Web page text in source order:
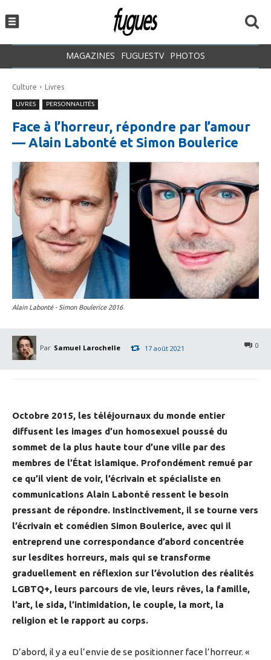
MAGAZINES FUGUESTV PHOTOS
Culture Livres
LIVRES PERSONNALITÉS
Face à l’horreur, répondre par l’amour
— Alain Labonté et Simon Boulerice
Alain Labonté - Simon Boulerice 2016
Par Samuel Larochelle 0
17 août 2021
Octobre 2015, les téléjournaux du monde entier
diffusent les images d’un homosexuel poussé du
sommet de la plus haute tour d’une ville par des
membres de l’État islamique. Profondément remué par
ce qu’il vient de voir, l’écrivain et spécialiste en
communications Alain Labonté ressent le besoin
pressant de répondre. Instinctivement, il se tourne vers
l’écrivain et comédien Simon Boulerice, avec qui il
entreprend une correspondance d’abord concentrée
sur lesdites horreurs, mais qui se transforme
graduellement en réflexion sur l’évolution des réalités
LGBTQ+, leurs parcours de vie, leurs rêves, la famille,
l’art, le sida, l’intimidation, le couple, la mort, la
religion et le rapport au corps.
D’abord, il y a eu l’envie de se positionner face l’horreur. «